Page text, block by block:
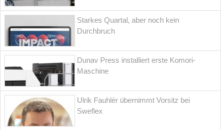
Starkes Quartal, aber noch kein
Durchbruch
Dunav Press installiert erste Komori-
Maschine
Ulrik Fauhlér übernimmt Vorsitz bei
Sweflex